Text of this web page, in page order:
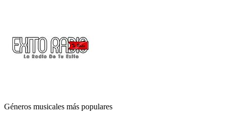
Géneros musicales más populares